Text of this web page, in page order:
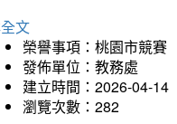
文
榮譽事項：桃園市競賽
發佈單位：教務處
建立時間：2026-04-14
瀏覽次數：282